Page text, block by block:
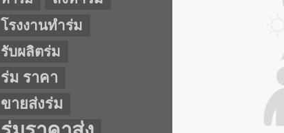
โรงงานทำร่ม
รับผลิตร่ม
ร่ม ราคา
ขายส่งร่ม